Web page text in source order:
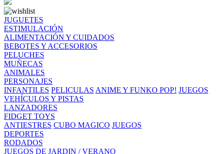
JUGUETES
ESTIMULACIÓN
ALIMENTACIÓN Y CUIDADOS
BEBOTES Y ACCESORIOS
PELUCHES
MUÑECAS
ANIMALES
PERSONAJES
INFANTILES PELICULAS ANIME Y FUNKO POP! JUEGOS
VEHÍCULOS Y PISTAS
LANZADORES
FIDGET TOYS
ANTIESTRES CUBO MAGICO JUEGOS
DEPORTES
RODADOS
JUEGOS DE JARDIN / VERANO